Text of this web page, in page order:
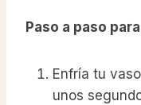
Paso a paso
Enfría tu
unos